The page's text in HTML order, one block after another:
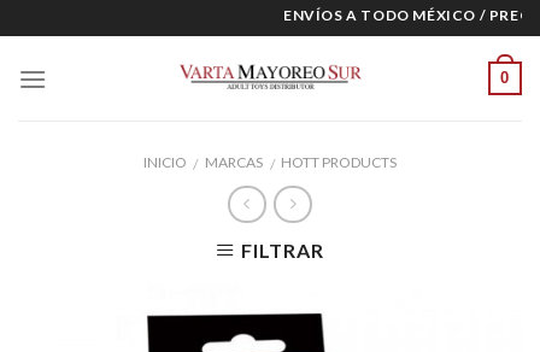
to
content
ENVÍOS A TODO MÉXICO /
0
INICIO / MARCAS / HOTT PRODUCTS
FILTRAR